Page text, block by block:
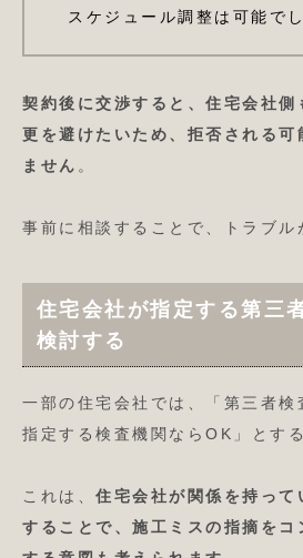
スケジュール調整は可能で
契約後に交渉すると、住宅会社側
更を避けたいため、拒否される可
ません 。
事前に相談することで、トラブル
住宅会社が指定する第三
検討する
一部の住宅会社では、「第三者検
指定する検査機関ならOK」とす
これは、 住宅会社が関係を持って
することで、施工ミスの指摘をコ